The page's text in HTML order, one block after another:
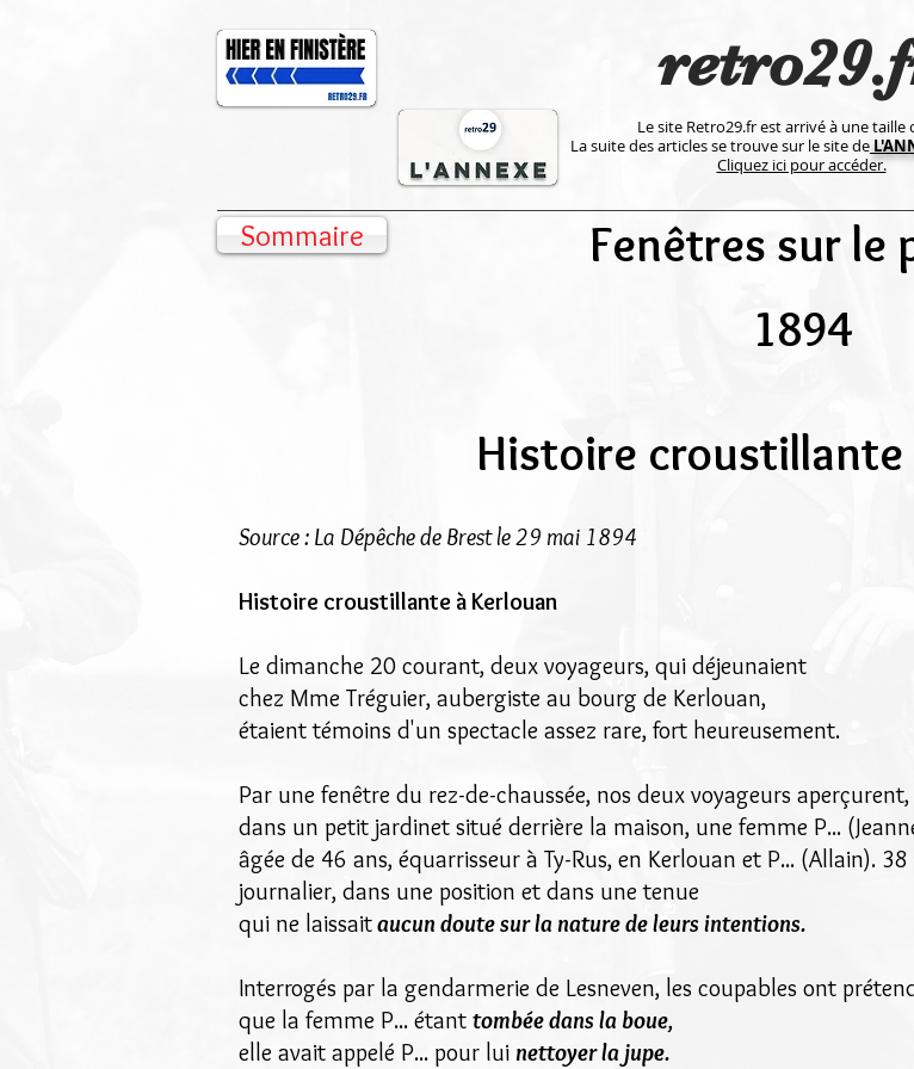
Le site Retro29.fr est arrivé à une taille
La suite des articles se trouve sur le site de
Cliquez ici pour accéder.
Sommaire
Fenêtres sur le
1894
Histoire croustillante
Source : La Dépêche de Brest le 29 mai 1894
Histoire croustillante à Kerlouan
Le dimanche 20 courant, deux voyageurs, qui déjeunaient
chez Mme Tréguier, aubergiste au bourg de Kerlouan,
étaient témoins d'un spectacle assez rare, fort heureusement.
Par une fenêtre du rez-de-chaussée, nos deux voyageurs aperçurent,
dans un petit jardinet situé derrière la maison, une femme P...
âgée de 46 ans, équarrisseur à Ty-Rus, en Kerlouan et P... (Allain). 38
journalier, dans une position et dans une tenue
qui ne laissaitaucun doute sur la nature de leurs intentions.
Interrogés par la gendarmerie de Lesneven, les coupables ont
que la femme P... étant tombée dans la boue,
elle avait appelé P... pour lui nettoyer la jupe.